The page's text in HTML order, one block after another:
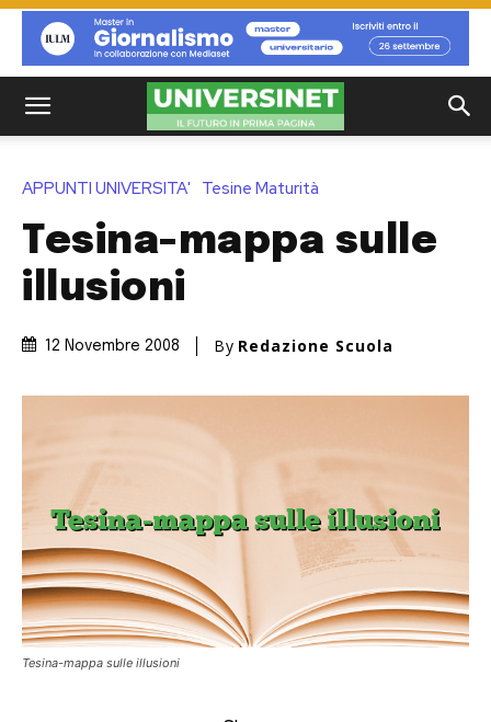
APPUNTI UNIVERSITA' Tesine Maturità
Tesina-mappa sulle
illusioni
12 Novembre 2008 By Redazione Scuola
Tesina-mappa sulle illusioni